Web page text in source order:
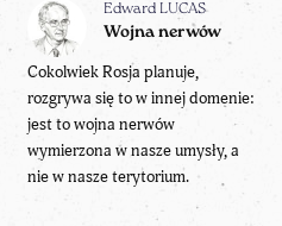
Edward LUCAS
Wojna nerwów
Cokolwiek Rosja planuje,
rozgrywa się to w innej domenie:
jest to wojna nerwów
wymierzona w nasze umysły, a
nie w nasze terytorium.